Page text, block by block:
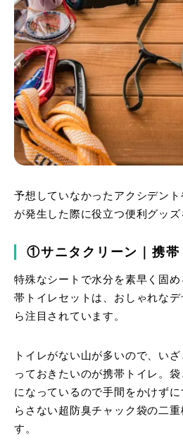
予想していなかったアクシデン
が発生した際に役立つ便利グッズ
①サニタクリーン｜携帯
特殊なシートで水分を素早く固
帯トイレセットは、おしゃれな
ら注目されています。
トイレがない山が多いので、い
っておきたいのが携帯トイレ。
になっているので手間をかけず
らさない超防臭チャック袋の二
す。